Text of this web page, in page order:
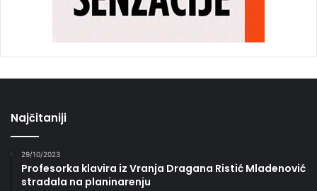
Najčitaniji
29/10/2023
Profesorka klavira iz Vranja Dragana Ristić Mladenović
stradala na planinarenju